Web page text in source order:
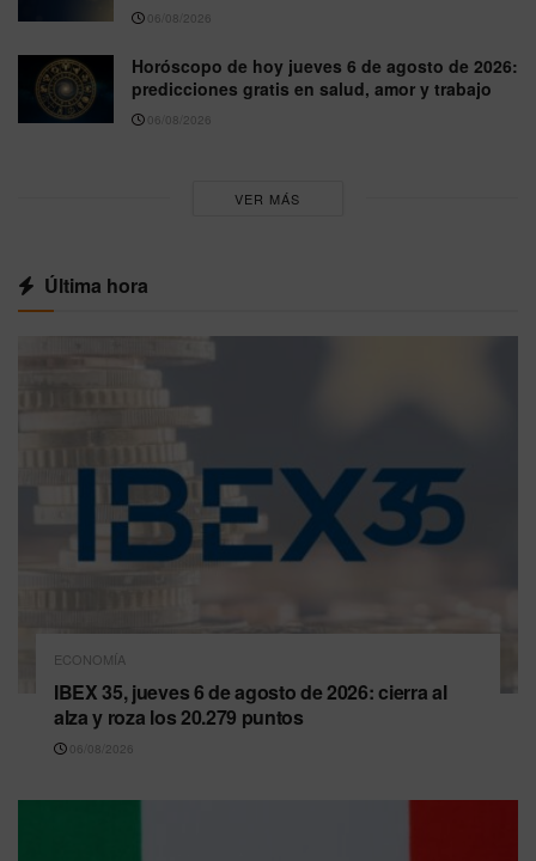
06/08/2026
Horóscopo de hoy jueves 6 de agosto de 2026:
predicciones gratis en salud, amor y trabajo
06/08/2026
VER MÁS
Última hora
ECONOMÍA
IBEX 35, jueves 6 de agosto de 2026: cierra al
alza y roza los 20.279 puntos
06/08/2026